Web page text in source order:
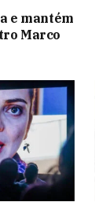
e mantém
Marco